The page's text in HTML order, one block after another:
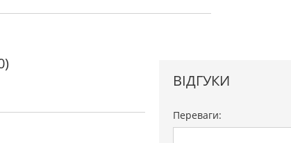
приготування ВІДГУКИ
Переваги: